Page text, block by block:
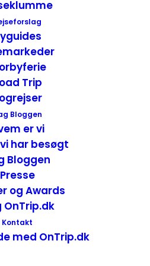
Trip
Bloggen
er vi
har besøgt
Bloggen
Presse
og Awards
OnTrip.dk
Kontakt
med OnTrip.dk
og lige foran
Selvom lokalet var
og indretningen
virkede rimelig
os til denne brunch
anmeldelse af Brunch,